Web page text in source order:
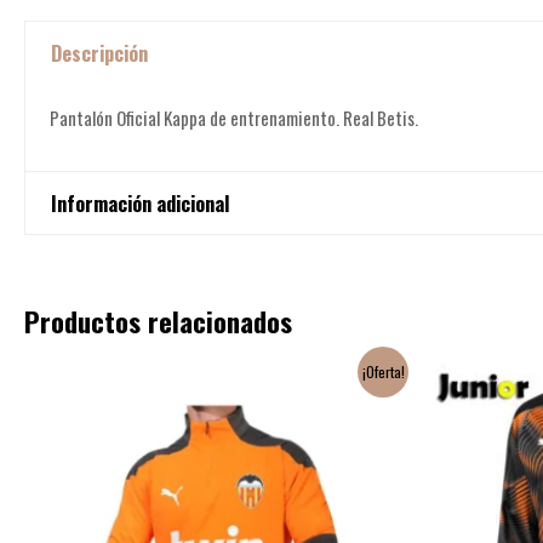
Descripción
Pantalón Oficial Kappa de entrenamiento. Real Betis.
Información adicional
Productos relacionados
¡Oferta!
original
era:
69,90€.29,90€.